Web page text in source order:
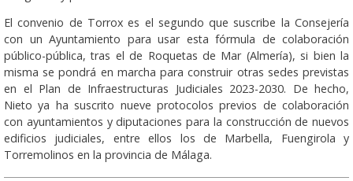
El convenio de Torrox es el segundo que suscribe la Consejería
con un Ayuntamiento para usar esta fórmula de colaboración
público-pública, tras el de Roquetas de Mar (Almería), si bien la
misma se pondrá en marcha para construir otras sedes previstas
en el Plan de Infraestructuras Judiciales 2023-2030. De hecho,
Nieto ya ha suscrito nueve protocolos previos de colaboración
con ayuntamientos y diputaciones para la construcción de nuevos
edificios judiciales, entre ellos los de Marbella, Fuengirola y
Torremolinos en la provincia de Málaga.